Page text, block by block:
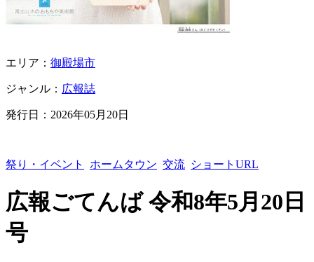
エリア： 御殿場市
ジャンル： 広報誌
発行日： 2026年05月20日
祭り・イベント ホームタウン 交流 ショートURL
広報ごてんば 令和8年5月20日
号